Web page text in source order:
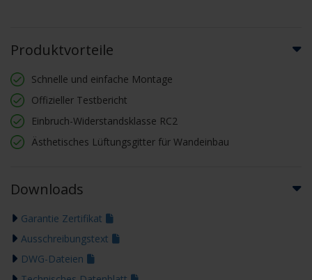
Produktvorteile
Schnelle und einfache Montage
Offizieller Testbericht
Einbruch-Widerstandsklasse RC2
Ästhetisches Lüftungsgitter für Wandeinbau
Downloads
Garantie Zertifikat
Ausschreibungstext
DWG-Dateien